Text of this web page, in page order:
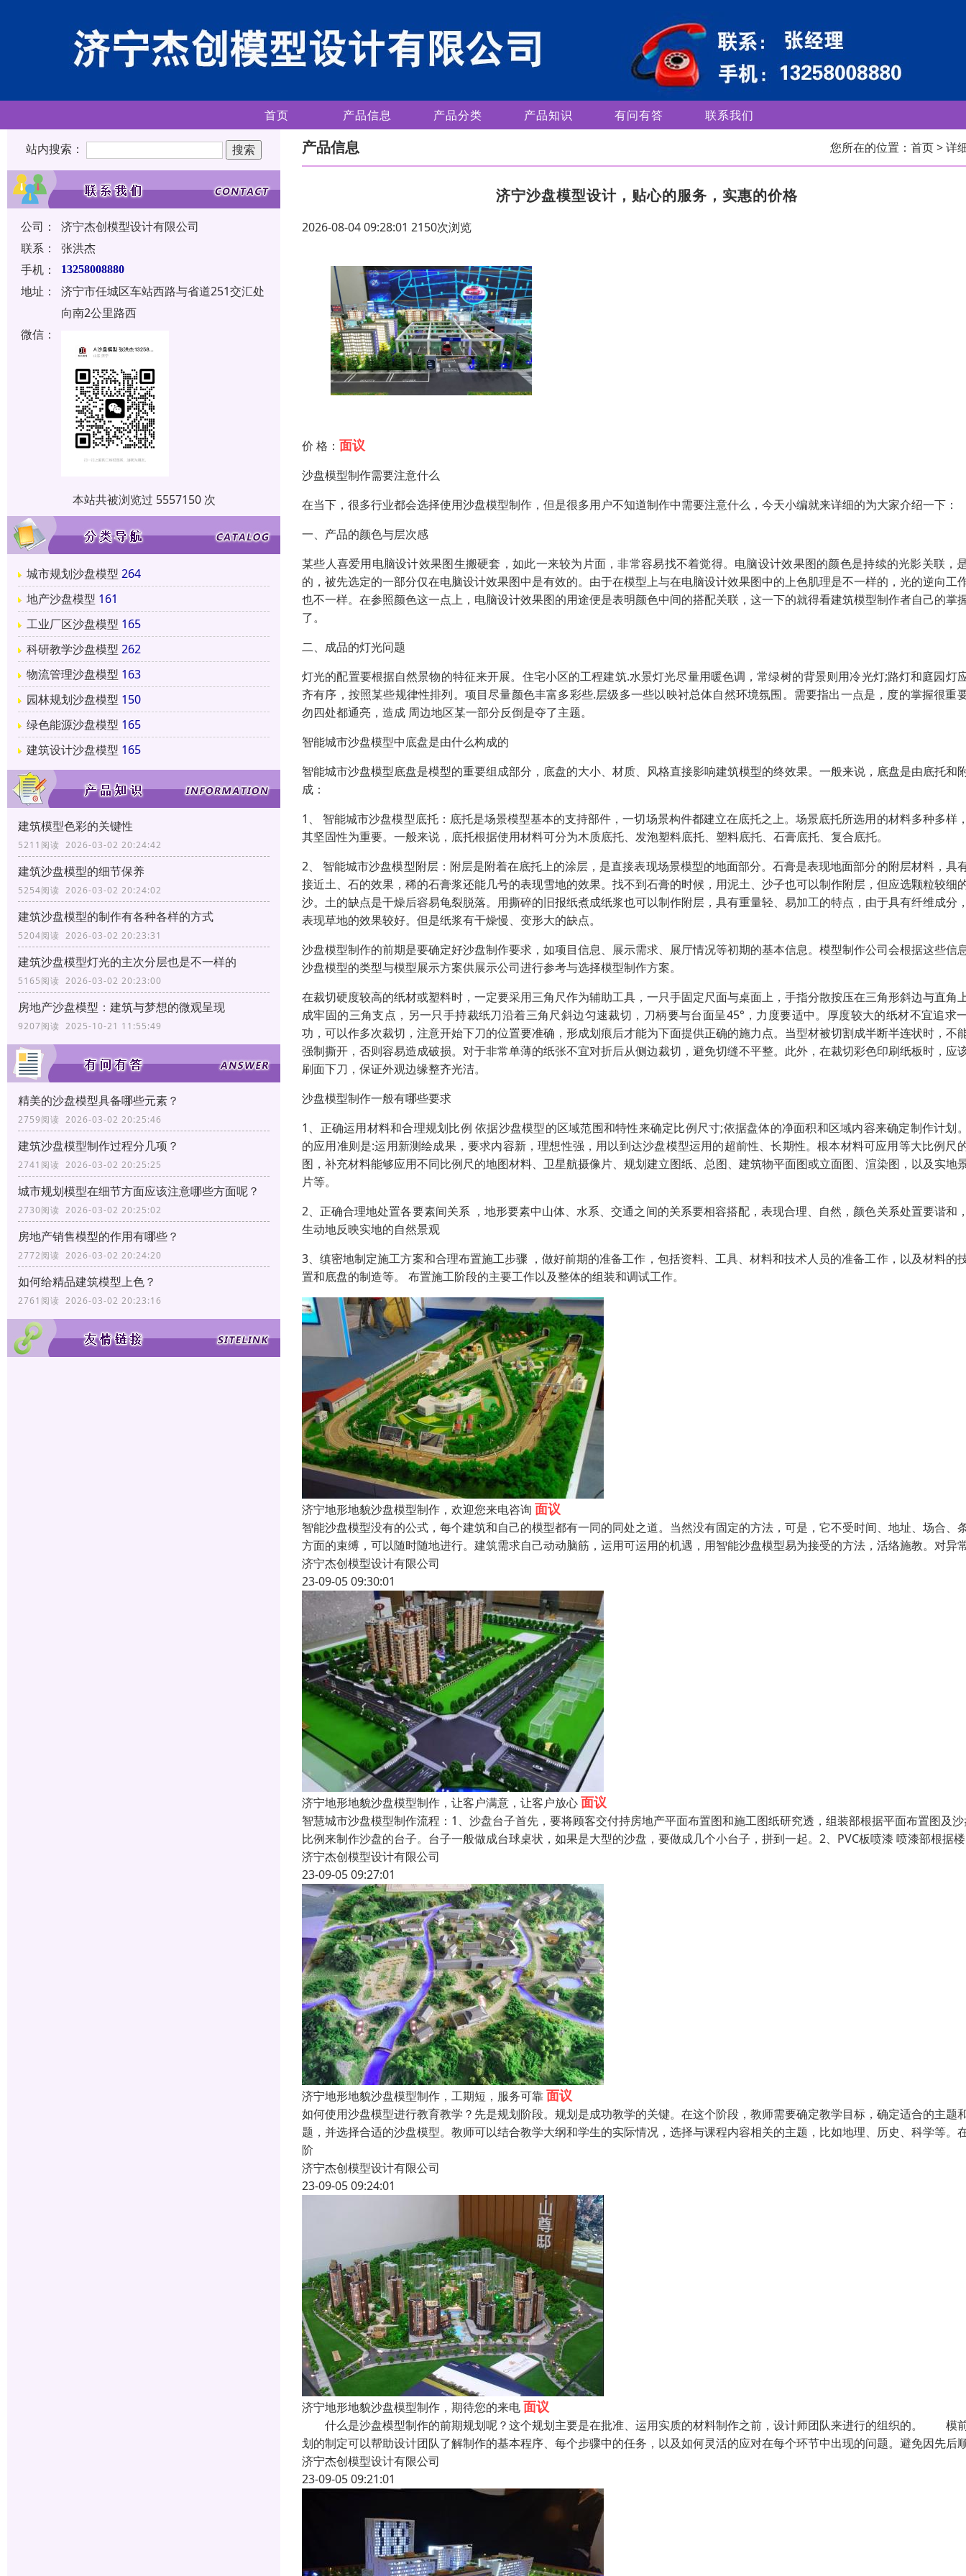
首页 产品信息 产品分类 产品知识 有问有答 联系我们
站内搜索：
公司：
济宁杰创模型设计有限公司
联系：
张洪杰
手机：
13258008880
地址：
济宁市任城区车站西路与省道251交汇处
向南2公里路西
微信：
本站共被浏览过 5557150 次
城市规划沙盘模型 264
地产沙盘模型 161
工业厂区沙盘模型 165
科研教学沙盘模型 262
物流管理沙盘模型 163
园林规划沙盘模型 150
绿色能源沙盘模型 165
建筑设计沙盘模型 165
建筑模型色彩的关键性
5211阅读 2026-03-02 20:24:42
建筑沙盘模型的细节保养
5254阅读 2026-03-02 20:24:02
建筑沙盘模型的制作有各种各样的方式
5204阅读 2026-03-02 20:23:31
建筑沙盘模型灯光的主次分层也是不一样的
5165阅读 2026-03-02 20:23:00
房地产沙盘模型：建筑与梦想的微观呈现
9207阅读 2025-10-21 11:55:49
精美的沙盘模型具备哪些元素？
2759阅读 2026-03-02 20:25:46
建筑沙盘模型制作过程分几项？
2741阅读 2026-03-02 20:25:25
城市规划模型在细节方面应该注意哪些方面呢？
2730阅读 2026-03-02 20:25:02
房地产销售模型的作用有哪些？
2772阅读 2026-03-02 20:24:20
如何给精品建筑模型上色？
2761阅读 2026-03-02 20:23:16
产品信息 您所在的位置： 首页> 详
济宁沙盘模型设计，贴心的服务，实惠的价格
2026-08-04 09:28:01 2150次浏览
价 格： 面议
沙盘模型制作需要注意什么
在当下，很多行业都会选择使用沙盘模型制作，但是很多用户不知道制作中需要注意什么，今天小编就来详细的为大家介绍一下：
一、产品的颜色与层次感
某些人喜爱用电脑设计效果图生搬硬套，如此一来较为片面，非常容易找不着觉得。电脑设计效果图的颜色是持续的光影关联，
的，被先选定的一部分仅在电脑设计效果图中是有效的。由于在模型上与在电脑设计效果图中的上色肌理是不一样的，光的逆向工
也不一样。在参照颜色这一点上，电脑设计效果图的用途便是表明颜色中间的搭配关联，这一下的就得看建筑模型制作者自己的掌
了。
二、成品的灯光问题
灯光的配置要根据自然景物的特征来开展。住宅小区的工程建筑.水景灯光尽量用暖色调，常绿树的背景则用冷光灯;路灯和庭园灯
齐有序，按照某些规律性排列。项目尽量颜色丰富多彩些.层级多一些以映衬总体自然环境氛围。需要指出一点是，度的掌握很重
勿四处都通亮，造成 周边地区某一部分反倒是夺了主题。
智能城市沙盘模型中底盘是由什么构成的
智能城市沙盘模型底盘是模型的重要组成部分，底盘的大小、材质、风格直接影响建筑模型的终效果。一般来说，底盘是由底托和
成：
1、 智能城市沙盘模型底托：底托是场景模型基本的支持部件，一切场景构件都建立在底托之上。场景底托所选用的材料多种多样
其坚固性为重要。一般来说，底托根据使用材料可分为木质底托、发泡塑料底托、塑料底托、石膏底托、复合底托。
2、 智能城市沙盘模型附层：附层是附着在底托上的涂层，是直接表现场景模型的地面部分。石膏是表现地面部分的附层材料，具
接近土、石的效果，稀的石膏浆还能几号的表现雪地的效果。找不到石膏的时候，用泥土、沙子也可以制作附层，但应选颗粒较细
沙。土的缺点是干燥后容易龟裂脱落。用撕碎的旧报纸煮成纸浆也可以制作附层，具有重量轻、易加工的特点，由于具有纤维成分
表现草地的效果较好。但是纸浆有干燥慢、变形大的缺点。
沙盘模型制作的前期是要确定好沙盘制作要求，如项目信息、展示需求、展厅情况等初期的基本信息。模型制作公司会根据这些信
沙盘模型的类型与模型展示方案供展示公司进行参考与选择模型制作方案。
在裁切硬度较高的纸材或塑料时，一定要采用三角尺作为辅助工具，一只手固定尺面与桌面上，手指分散按压在三角形斜边与直角
成牢固的三角支点，另一只手持裁纸刀沿着三角尺斜边匀速裁切，刀柄要与台面呈45°，力度要适中。厚度较大的纸材不宜追求
功，可以作多次裁切，注意开始下刀的位置要准确，形成划痕后才能为下面提供正确的施力点。当型材被切割成半断半连状时，不
强制撕开，否则容易造成破损。对于非常单薄的纸张不宜对折后从侧边裁切，避免切缝不平整。此外，在裁切彩色印刷纸板时，应
刷面下刀，保证外观边缘整齐光洁。
沙盘模型制作一般有哪些要求
1、正确运用材料和合理规划比例 依据沙盘模型的区域范围和特性来确定比例尺寸;依据盘体的净面积和区域内容来确定制作计划
的应用准则是:运用新测绘成果，要求内容新，理想性强，用以到达沙盘模型运用的超前性、长期性。根本材料可应用等大比例尺
图，补充材料能够应用不同比例尺的地图材料、卫星航摄像片、规划建立图纸、总图、建筑物平面图或立面图、渲染图，以及实地
片等。
2、正确合理地处置各要素间关系 ，地形要素中山体、水系、交通之间的关系要相容搭配，表现合理、自然，颜色关系处置要谐和
生动地反映实地的自然景观
3、缜密地制定施工方案和合理布置施工步骤 ，做好前期的准备工作，包括资料、工具、材料和技术人员的准备工作，以及材料的
置和底盘的制造等。 布置施工阶段的主要工作以及整体的组装和调试工作。
济宁地形地貌沙盘模型制作，欢迎您来电咨询 面议
智能沙盘模型没有的公式，每个建筑和自己的模型都有一同的同处之道。当然没有固定的方法，可是，它不受时间、地址、场合、
方面的束缚，可以随时随地进行。建筑需求自己动动脑筋，运用可运用的机遇，用智能沙盘模型易为接受的方法，活络施教。对异
济宁杰创模型设计有限公司
23-09-05 09:30:01
济宁地形地貌沙盘模型制作，让客户满意，让客户放心面议
智慧城市沙盘模型制作流程：1、沙盘台子首先，要将顾客交付持房地产平面布置图和施工图纸研究透，组装部根据平面布置图及
比例来制作沙盘的台子。台子一般做成台球桌状，如果是大型的沙盘，要做成几个小台子，拼到一起。2、PVC板喷漆 喷漆部根据楼
济宁杰创模型设计有限公司
23-09-05 09:27:01
济宁地形地貌沙盘模型制作，工期短，服务可靠面议
如何使用沙盘模型进行教育教学？先是规划阶段。规划是成功教学的关键。在这个阶段，教师需要确定教学目标，确定适合的主题
题，并选择合适的沙盘模型。教师可以结合教学大纲和学生的实际情况，选择与课程内容相关的主题，比如地理、历史、科学等。
阶
济宁杰创模型设计有限公司
23-09-05 09:24:01
济宁地形地貌沙盘模型制作，期待您的来电面议
什么是沙盘模型制作的前期规划呢？这个规划主要是在批准、运用实质的材料制作之前，设计师团队来进行的组织的。 模
划的制定可以帮助设计团队了解制作的基本程序、每个步骤中的任务，以及如何灵活的应对在每个环节中出现的问题。避免因先后
济宁杰创模型设计有限公司
23-09-05 09:21:01